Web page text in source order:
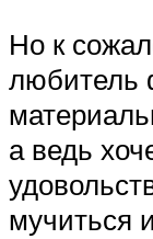
Но к
любитель
а ведь
мучиться